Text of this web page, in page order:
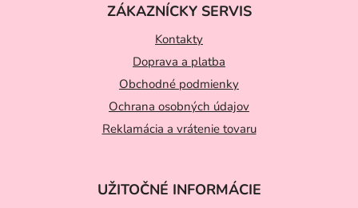
ZÁKAZNÍCKY SERVIS
Kontakty
Doprava a platba
Obchodné podmienky
Ochrana osobných údajov
Reklamácia a vrátenie tovaru
UŽITOČNÉ INFORMÁCIE